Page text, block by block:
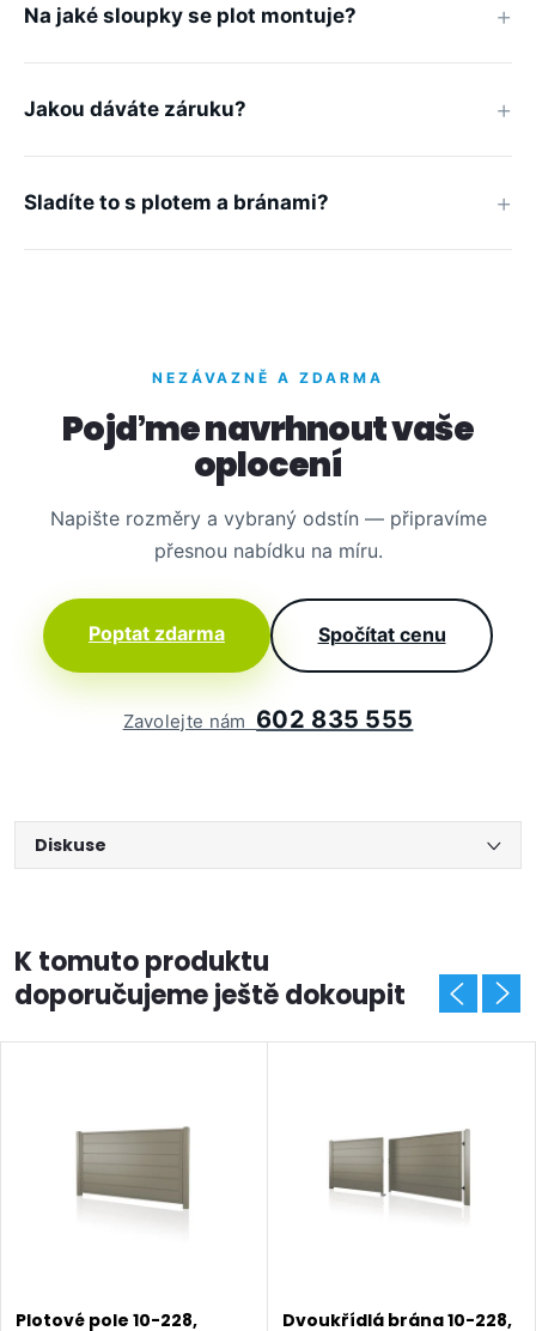
Na jaké sloupky se plot montuje?
Jakou dáváte záruku?
Sladíte to s plotem a bránami?
NEZÁVAZNĚ A ZDARMA
Pojďme navrhnout vaše
oplocení
Napište rozměry a vybraný odstín — připravíme
přesnou nabídku na míru.
Poptat zdarma Spočítat cenu
Zavolejte nám 602 835 555
Diskuse
K tomuto produktu
doporučujeme ještě dokoupit
Plotové pole 10-228,
Dvoukřídlá brána 10-228,